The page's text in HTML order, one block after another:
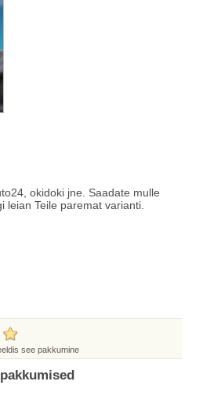
okidoki jne. Saadate mulle
leian Teile paremat varianti.
see pakkumine